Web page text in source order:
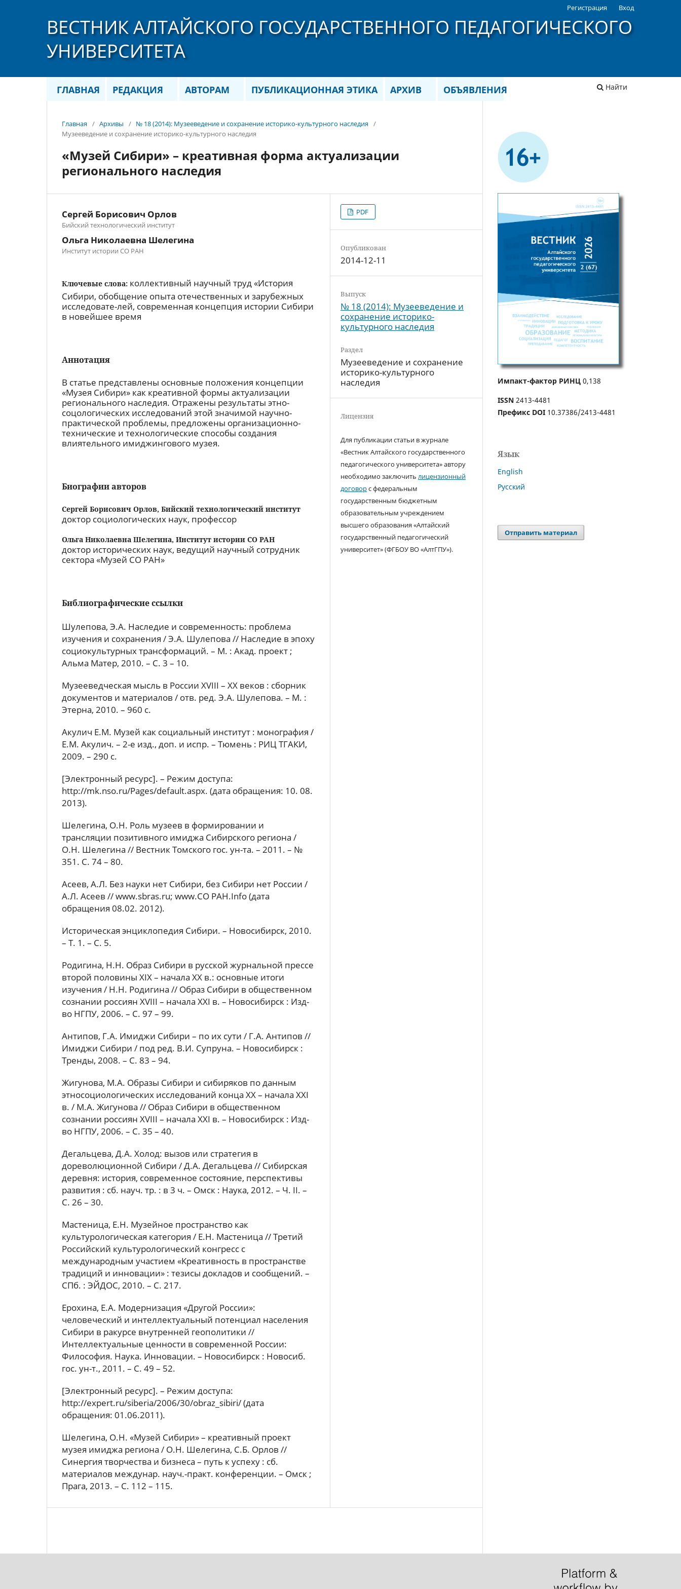
ВЕСТНИК АЛТАЙСКОГО ГОСУДАРСТВЕННОГО ПЕДАГОГИЧЕСКОГО
УНИВЕРСИТЕТА
ГЛАВНАЯ РЕДАКЦИЯ АВТОРАМ ПУБЛИКАЦИОННАЯ ЭТИКА АРХИВ ОБЪЯВЛЕНИЯ Найти
Регистрация Вход
Главная / Архивы / № 18 (2014): Музееведение и сохранение историко-культурного наследия /
Музееведение и сохранение историко-культурного наследия
«Музей Сибири» – креативная форма актуализации
регионального наследия
Сергей Борисович Орлов
Бийский технологический институт
Ольга Николаевна Шелегина
Институт истории СО РАН
Ключевые слова: коллективный научный труд «История
Сибири, обобщение опыта отечественных и зарубежных
исследовате-лей, современная концепция истории Сибири
в новейшее время
Аннотация
В статье представлены основные положения концепции
«Музея Сибири» как креативной формы актуализации
регионального наследия. Отражены результаты этно-
соцологических исследований этой значимой научно-
практической проблемы, предложены организационно-
технические и технологические способы создания
влиятельного имиджингового музея.
Биографии авторов
Сергей Борисович Орлов, Бийский технологический институт
доктор социологических наук, профессор
Ольга Николаевна Шелегина, Институт истории СО РАН
доктор исторических наук, ведущий научный сотрудник
сектора «Музей СО РАН»
Библиографические ссылки
Шулепова, Э.А. Наследие и современность: проблема
изучения и сохранения / Э.А. Шулепова // Наследие в эпоху
социокультурных трансформаций. – М. : Акад. проект ;
Альма Матер, 2010. – C. 3 – 10.
Музееведческая мысль в России XVIII – XX веков : сборник
документов и материалов / отв. ред. Э.А. Шулепова. – М. :
Этерна, 2010. – 960 с.
Акулич Е.М. Музей как социальный институт : монография /
Е.М. Акулич. – 2-е изд., доп. и испр. – Тюмень : РИЦ ТГАКИ,
2009. – 290 с.
[Электронный ресурс]. – Режим доступа:
http://mk.nso.ru/Pages/default.aspx. (дата обращения: 10. 08.
2013).
Шелегина, О.Н. Роль музеев в формировании и
трансляции позитивного имиджа Сибирского региона /
О.Н. Шелегина // Вестник Томского гос. ун-та. – 2011. – №
351. С. 74 – 80.
Асеев, А.Л. Без науки нет Сибири, без Сибири нет России /
А.Л. Асеев // www.sbras.ru; www.СО РАН.Info (дата
обращения 08.02. 2012).
Историческая энциклопедия Сибири. – Новосибирск, 2010.
– Т. 1. – С. 5.
Родигина, Н.Н. Образ Сибири в русской журнальной прессе
второй половины XIX – начала XX в.: основные итоги
изучения / Н.Н. Родигина // Образ Сибири в общественном
сознании россиян XVIII – начала XXI в. – Новосибирск : Изд-
во НГПУ, 2006. – C. 97 – 99.
Антипов, Г.А. Имиджи Сибири – по их сути / Г.А. Антипов //
Имиджи Сибири / под ред. В.И. Супруна. – Новосибирск :
Тренды, 2008. – С. 83 – 94.
Жигунова, М.А. Образы Сибири и сибиряков по данным
этносоциологических исследований конца XX – начала XXI
в. / М.А. Жигунова // Образ Сибири в общественном
сознании россиян XVIII – начала XXI в. – Новосибирск : Изд-
во НГПУ, 2006. – С. 35 – 40.
Дегальцева, Д.А. Холод: вызов или стратегия в
дореволюционной Сибири / Д.А. Дегальцева // Сибирская
деревня: история, современное состояние, перспективы
развития : сб. науч. тр. : в 3 ч. – Омск : Наука, 2012. – Ч. II. –
C. 26 – 30.
Мастеница, Е.Н. Музейное пространство как
культурологическая категория / Е.Н. Мастеница // Третий
Российский культурологический конгресс с
международным участием «Креативность в пространстве
традиций и инновации» : тезисы докладов и сообщений. –
СПб. : ЭЙДОС, 2010. – С. 217.
Ерохина, Е.А. Модернизация «Другой России»:
человеческий и интеллектуальный потенциал населения
Сибири в ракурсе внутренней геополитики //
Интеллектуальные ценности в современной России:
Философия. Наука. Инновации. – Новосибирск : Новосиб.
гос. ун-т., 2011. – С. 49 – 52.
[Электронный ресурс]. – Режим доступа:
http://expert.ru/siberia/2006/30/obraz_sibiri/ (дата
обращения: 01.06.2011).
Шелегина, О.Н. «Музей Сибири» – креативный проект
музея имиджа региона / О.Н. Шелегина, С.Б. Орлов //
Синергия творчества и бизнеса – путь к успеху : сб.
материалов междунар. науч.-практ. конференции. – Омск ;
Прага, 2013. – С. 112 – 115.
PDF
Опубликован
2014-12-11
Выпуск
№ 18 (2014): Музееведение и
сохранение историко-
культурного наследия
Раздел
Музееведение и сохранение
историко-культурного
наследия
Лицензия
Для публикации статьи в журнале
«Вестник Алтайского государственного
педагогического университета» автору
необходимо заключитьлицензионный
договорс федеральным
государственным бюджетным
образовательным учреждением
высшего образования «Алтайский
государственный педагогический
университет» (ФГБОУ ВО «АлтГПУ»).
Импакт-фактор РИНЦ 0,138
ISSN 2413-4481
Префикс DOI 10.37386/2413-4481
Язык
English
Русский
Отправить материал